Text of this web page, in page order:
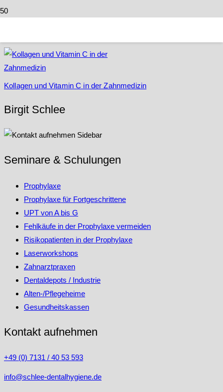
Kollagen und Vitamin C in der Zahnmedizin
Birgit Schlee
Seminare & Schulungen
Prophylaxe
Prophylaxe für Fortgeschrittene
UPT von A bis G
Fehlkäufe in der Prophylaxe vermeiden
Risikopatienten in der Prophylaxe
Laserworkshops
Zahnarztpraxen
Dentaldepots / Industrie
Alten-/Pflegeheime
Gesundheitskassen
Kontakt aufnehmen
+49 (0) 7131 / 40 53 593
info@schlee-dentalhygiene.de